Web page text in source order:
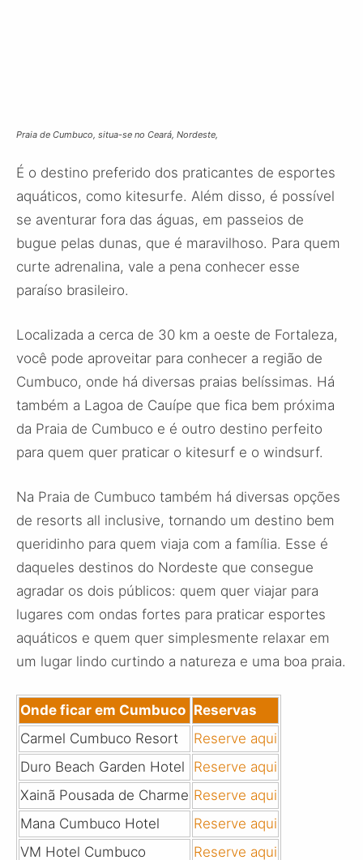
Praia de Cumbuco, situa-se no Ceará, Nordeste,
É o destino preferido dos praticantes de esportes
aquáticos, como kitesurfe. Além disso, é possível
se aventurar fora das águas, em passeios de
bugue pelas dunas, que é maravilhoso. Para quem
curte adrenalina, vale a pena conhecer esse
paraíso brasileiro.
Localizada a cerca de 30 km a oeste de Fortaleza,
você pode aproveitar para conhecer a região de
Cumbuco, onde há diversas praias belíssimas. Há
também a Lagoa de Cauípe que fica bem próxima
da Praia de Cumbuco e é outro destino perfeito
para quem quer praticar o kitesurf e o windsurf.
Na Praia de Cumbuco também há diversas opções
de resorts all inclusive, tornando um destino bem
queridinho para quem viaja com a família. Esse é
daqueles destinos do Nordeste que consegue
agradar os dois públicos: quem quer viajar para
lugares com ondas fortes para praticar esportes
aquáticos e quem quer simplesmente relaxar em
um lugar lindo curtindo a natureza e uma boa praia.
Onde ficar em Cumbuco Reservas
Carmel Cumbuco Resort
Reserve aqui
Duro Beach Garden Hotel
Reserve aqui
Xainã Pousada de Charme Reserve aqui
Mana Cumbuco Hotel
Reserve aqui
VM Hotel Cumbuco
Reserve aqui